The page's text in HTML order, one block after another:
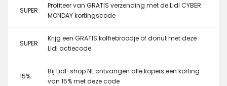
SUPER
Profiteer van GRATIS verzending met de Lidl CYBER
MONDAY kortingscode
SUPER
Krijg een GRATIS koffiebroodje of donut met deze
Lidl actiecode
15%
Bij Lidl-shop NL ontvangen alle kopers een korting
van 15% met deze code